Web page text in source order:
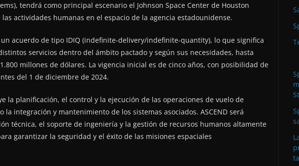
tendrá como principal escenario el Johnson Space Center de Houston
actividades humanas en el espacio de la agencia estadounidense.
un acuerdo de tipo IDIQ (indefinite-delivery/indefinite-quantity), lo que significa
servicios dentro del ámbito pactado y según sus necesidades, hasta
millones de dólares. La vigencia inicial es de cinco años, con posibilidad de
del 1 de diciembre de 2024.
la planificación, el control y la ejecución de las operaciones de vuelo de
la integración y mantenimiento de los sistemas asociados. ASCEND será
técnica, el soporte de ingeniería y la gestión de recursos humanos altamente
garantizar la seguridad y el éxito de las misiones espaciales